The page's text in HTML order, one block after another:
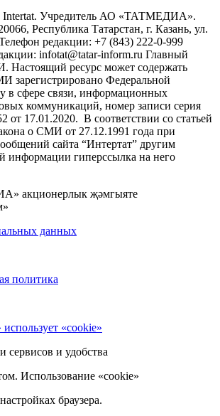
Intertat. Учредитель АО «ТАТМЕДИА».
Республика Татарстан, г. Казань, ул.
редакции: +7 (843) 222-0-999
infotat@tatar-inform.ru Главный
Настоящий ресурс может содержать
зарегистрировано Федеральной
в сфере связи, информационных
коммуникаций, номер записи серия
17.01.2020. В соответствии со статьей
о СМИ от 27.12.1991 года при
сайта “Интертат” другим
информации гиперссылка на него
акционерлык җәмгыяте
данных
политика
«cookie»
сервисов и удобства
Использование «cookie»
браузера.